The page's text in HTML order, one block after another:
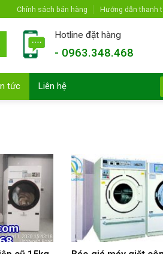
Chính sách bán hàng Hướng dẫn thanh
Hotline đặt hàng
- 0963.348.468
tức Liên hệ